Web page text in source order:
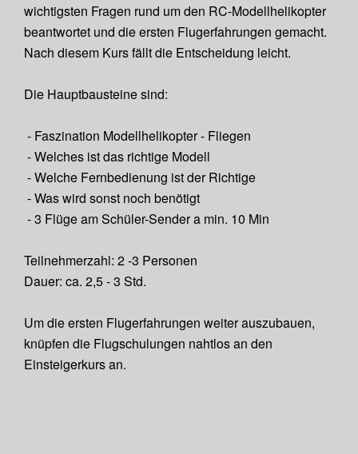
wichtigsten Fragen rund um den RC-Modellhelikopter
beantwortet und die ersten Flugerfahrungen gemacht.
Nach diesem Kurs fällt die Entscheidung leicht.
Die Hauptbausteine sind:
- Faszination Modellhelikopter - Fliegen
- Welches ist das richtige Modell
- Welche Fernbedienung ist der Richtige
- Was wird sonst noch benötigt
- 3 Flüge am Schüler-Sender a min. 10 Min
Teilnehmerzahl: 2 -3 Personen
Dauer: ca. 2,5 - 3 Std.
Um die ersten Flugerfahrungen weiter auszubauen,
knüpfen die Flugschulungen nahtlos an den
Einsteigerkurs an.